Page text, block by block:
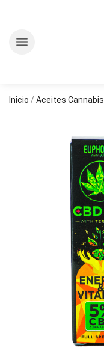
Inicio / Aceites Cannabis